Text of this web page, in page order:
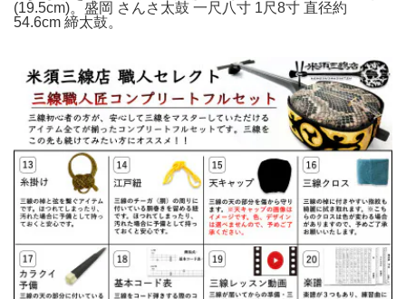
(19.5cm)。盛岡 さんさ太鼓 一尺八寸 1尺8寸 直径約
54.6cm 締太鼓。